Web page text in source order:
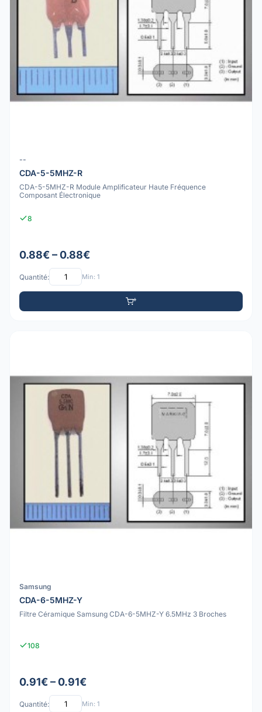
--
CDA-5-5MHZ-R
CDA-5-5MHZ-R Module Amplificateur Haute Fréquence
Composant Électronique
8
0.88€ – 0.88€
Quantité: Min: 1
Samsung
CDA-6-5MHZ-Y
Filtre Céramique Samsung CDA-6-5MHZ-Y 6.5MHz 3 Broches
108
0.91€ – 0.91€
Quantité: Min: 1